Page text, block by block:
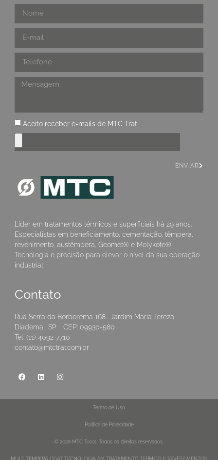
Líder em tratamentos térmicos e superficiais há 29 anos.
Especialistas em beneficiamento, cementação, têmpera,
revenimento, austêmpera, Geomet® e Molykote®.
Tecnologia e precisão para elevar o nível da sua operação
industrial.
Contato
Rua Serra da Borborema 168 . Jardim Maria Tereza
Diadema . SP . CEP: 09930-580
Tel: (11) 4092-7710
contato@mtctrat.com.br
Aceito receber e-mails de MTC Trat
ENVIAR
© 2026 MTC Tools. Todos os direitos reservados.
Política de Privacidade
Termo de Uso
MULT TEMPERA COAT TECNOLOGIA EM TRATAMENTO TERMICO E REVESTIMENTOS